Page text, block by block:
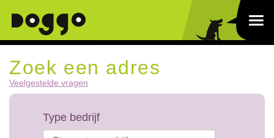
Zoek een adres
Veelgestelde vragen
Type bedrijf